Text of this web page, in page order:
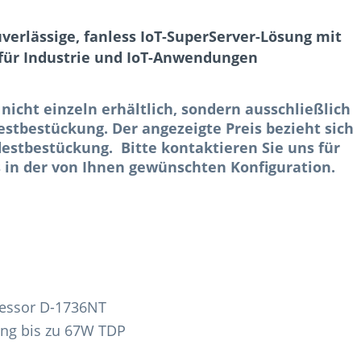
fanless IoT-SuperServer-Lösung mit
Industrie und IoT-Anwendungen
einzeln erhältlich, sondern ausschließlich
Der angezeigte Preis bezieht sich
Bitte kontaktieren Sie uns für
der von Ihnen gewünschten Konfiguration.
D-1736NT
bis zu 67W TDP